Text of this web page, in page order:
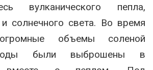
вулканического пепла,
солнечного света. Во время
объемы соленой
были выброшены в